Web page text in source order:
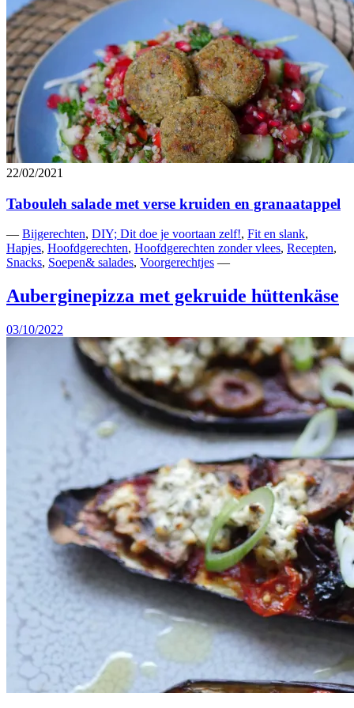
22/02/2021
Tabouleh salade met verse kruiden en granaatappel
— Bijgerechten, DIY; Dit doe je voortaan zelf!, Fit en slank,
Hapjes, Hoofdgerechten, Hoofdgerechten zonder vlees, Recepten,
Snacks, Soepen& salades, Voorgerechtjes —
Auberginepizza met gekruide hüttenkäse
03/10/2022